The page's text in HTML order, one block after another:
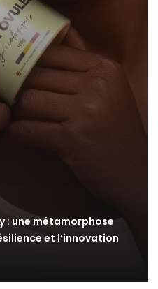
: une métamorphose
et l’innovation